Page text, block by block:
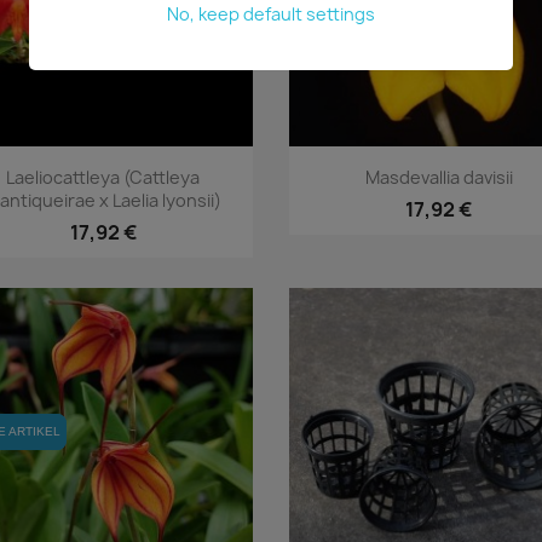
Vorschau
Laeliocattleya (Cattleya
x Laelia lyonsii)
17,92 €
Vorschau
Masdevallia davisii
17,92 €
ARTIKEL
ARTIKEL
No, keep default settings